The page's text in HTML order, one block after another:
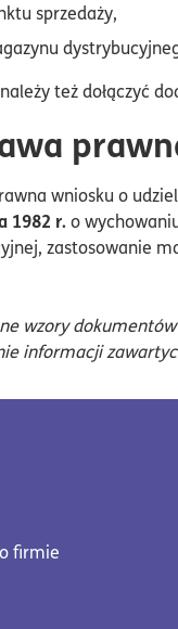
sprzedaży,
też dołączyć
wniosku o
1982 r.o
zastosowanie
wzory
informacji
firmie